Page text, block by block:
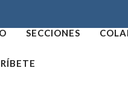
SECCIONES